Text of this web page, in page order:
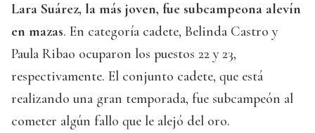
Lara Suárez, la más joven, fue subcampeona alevín
en mazas. En categoría cadete, Belinda Castro y
Paula Ribao ocuparon los puestos 22 y 23,
respectivamente. El conjunto cadete, que está
realizando una gran temporada, fue subcampeón al
cometer algún fallo que le alejó del oro.